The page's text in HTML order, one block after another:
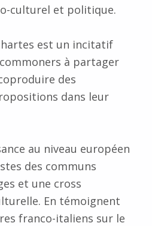
culturel et politique.
est un incitatif
à partager
des
dans leur
au niveau européen
des communs
et une cross
En témoignent
franco-italiens sur le